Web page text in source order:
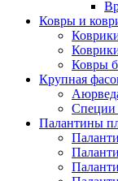
Ковры и
Ковры
Крупная
Специи
Палантины